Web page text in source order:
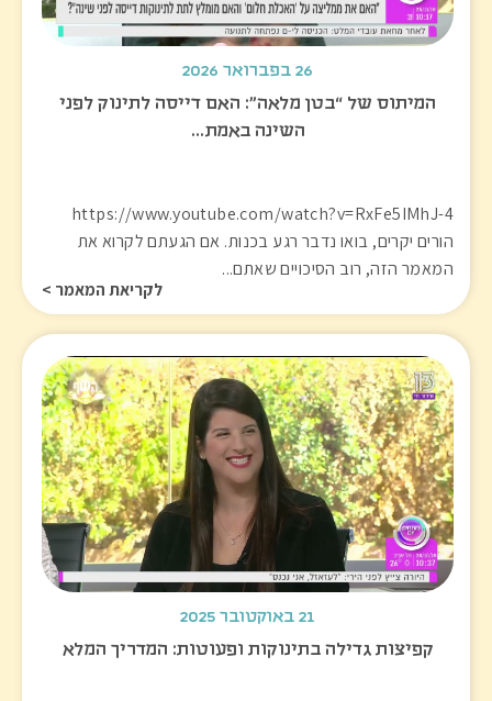
26 בפברואר 2026
המיתוס של “בטן מלאה”: האם דייסה לתינוק לפני
השינה באמת…
https://www.youtube.com/watch?v=RxFe5IMhJ-4
הורים יקרים, בואו נדבר רגע בכנות. אם הגעתם לקרוא את
המאמר הזה, רוב הסיכויים שאתם...
לקריאת המאמר >
21 באוקטובר 2025
קפיצות גדילה בתינוקות ופעוטות: המדריך המלא